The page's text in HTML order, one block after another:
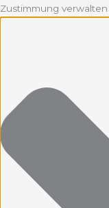
Zustimmung verwalten